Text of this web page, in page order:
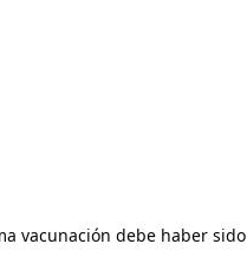
vacunación debe haber sido